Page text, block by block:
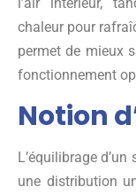
chaleur pour
permet de mieux
fonctionnement
Notion
L’équilibrage
une distribution